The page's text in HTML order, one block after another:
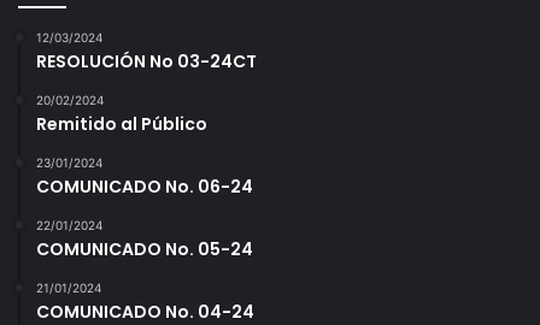
12/03/2024
RESOLUCIÓN No 03-24CT
20/02/2024
Remitido al Público
23/01/2024
COMUNICADO No. 06-24
22/01/2024
COMUNICADO No. 05-24
21/01/2024
COMUNICADO No. 04-24